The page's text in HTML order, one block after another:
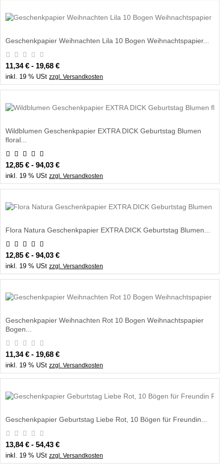
Geschenkpapier Weihnachten Lila 10 Bogen Weihnachtspapier...
11,34 € - 19,68 €
inkl. 19 % USt zzgl. Versandkosten
Wildblumen Geschenkpapier EXTRA DICK Geburtstag Blumen
floral...
12,85 € - 94,03 €
inkl. 19 % USt zzgl. Versandkosten
Flora Natura Geschenkpapier EXTRA DICK Geburtstag Blumen...
12,85 € - 94,03 €
inkl. 19 % USt zzgl. Versandkosten
Geschenkpapier Weihnachten Rot 10 Bogen Weihnachtspapier
Bogen...
11,34 € - 19,68 €
inkl. 19 % USt zzgl. Versandkosten
Geschenkpapier Geburtstag Liebe Rot, 10 Bögen für Freundin...
13,84 € - 54,43 €
inkl. 19 % USt zzgl. Versandkosten